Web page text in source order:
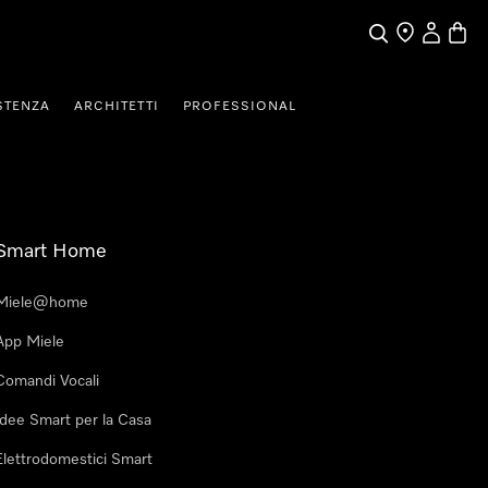
CercaRicerca
Il mio
ARCHITETTI PROFESSIONAL
Home
Miele
Vocali
Smart per la Casa
Smart